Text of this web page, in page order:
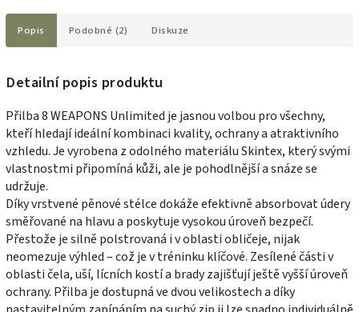
Popis Podobné (2) Diskuze
Detailní popis produktu
Přilba 8 WEAPONS Unlimited je jasnou volbou pro všechny,
kteří hledají ideální kombinaci kvality, ochrany a atraktivního
vzhledu. Je vyrobena z odolného materiálu Skintex, který svými
vlastnostmi připomíná kůži, ale je pohodlnější a snáze se
udržuje.
Díky vrstvené pěnové stélce dokáže efektivně absorbovat údery
směřované na hlavu a poskytuje vysokou úroveň bezpečí.
Přestože je silně polstrovaná i v oblasti obličeje, nijak
neomezuje výhled – což je v tréninku klíčové. Zesílené části v
oblasti čela, uší, lícních kostí a brady zajišťují ještě vyšší úroveň
ochrany. Přilba je dostupná ve dvou velikostech a díky